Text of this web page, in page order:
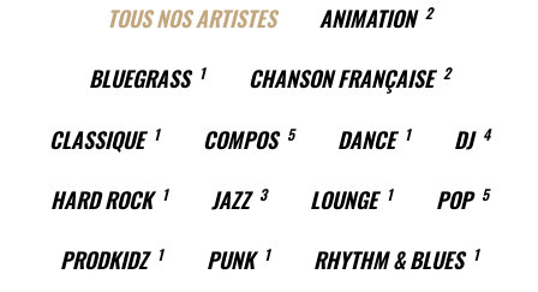
TOUS NOS ARTISTES ANIMATION 2
BLUEGRASS 1 CHANSON FRANÇAISE 2
CLASSIQUE 1 COMPOS 5 DANCE 1 DJ 4
HARD ROCK 1 JAZZ 3 LOUNGE 1 POP 5
PRODKIDZ 1 PUNK 1 RHYTHM & BLUES 1